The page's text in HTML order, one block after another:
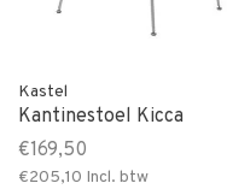
Kastel
Kantinestoel Kicca
€169,50
€205,10 Incl. btw